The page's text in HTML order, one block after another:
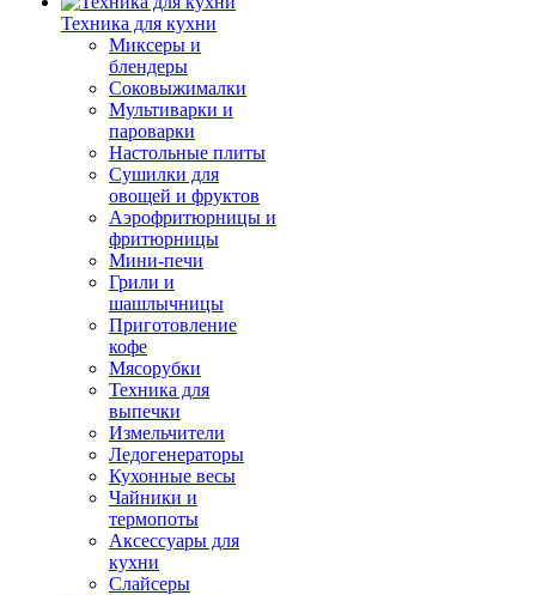
Техника для кухни
Миксеры и
блендеры
Соковыжималки
Мультиварки и
пароварки
Настольные плиты
Сушилки для
овощей и фруктов
Аэрофритюрницы и
фритюрницы
Мини-печи
Грили и
шашлычницы
Приготовление
кофе
Мясорубки
Техника для
выпечки
Измельчители
Ледогенераторы
Кухонные весы
Чайники и
термопоты
Аксессуары для
кухни
Слайсеры